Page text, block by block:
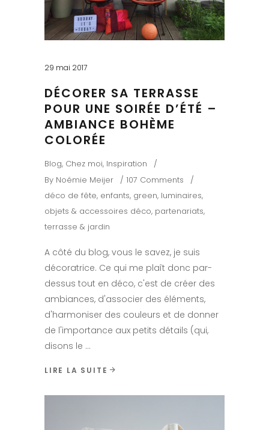
29 mai 2017
DÉCORER SA TERRASSE
POUR UNE SOIRÉE D’ÉTÉ –
AMBIANCE BOHÈME
COLORÉE
Blog, Chez moi, Inspiration
By Noémie Meijer
107 Comments
déco de fête, enfants, green, luminaires,
objets & accessoires déco, partenariats,
terrasse & jardin
A côté du blog, vous le savez, je suis
décoratrice. Ce qui me plaît donc par-
dessus tout en déco, c'est de créer des
ambiances, d'associer des éléments,
d'harmoniser des couleurs et de donner
de l'importance aux petits détails (qui,
disons le
LIRE LA SUITE